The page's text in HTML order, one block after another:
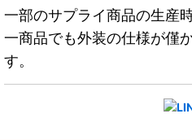
一部のサプライ商品の生産
一商品でも外装の仕様が僅
す。